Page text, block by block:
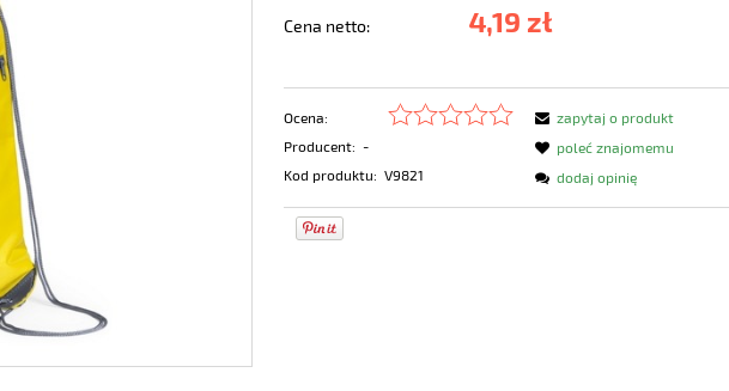
Cena netto: 4,19 zł
Ocena:
Producent: -
Kod produktu: V9821
zapytaj o produkt
poleć znajomemu
dodaj opinię